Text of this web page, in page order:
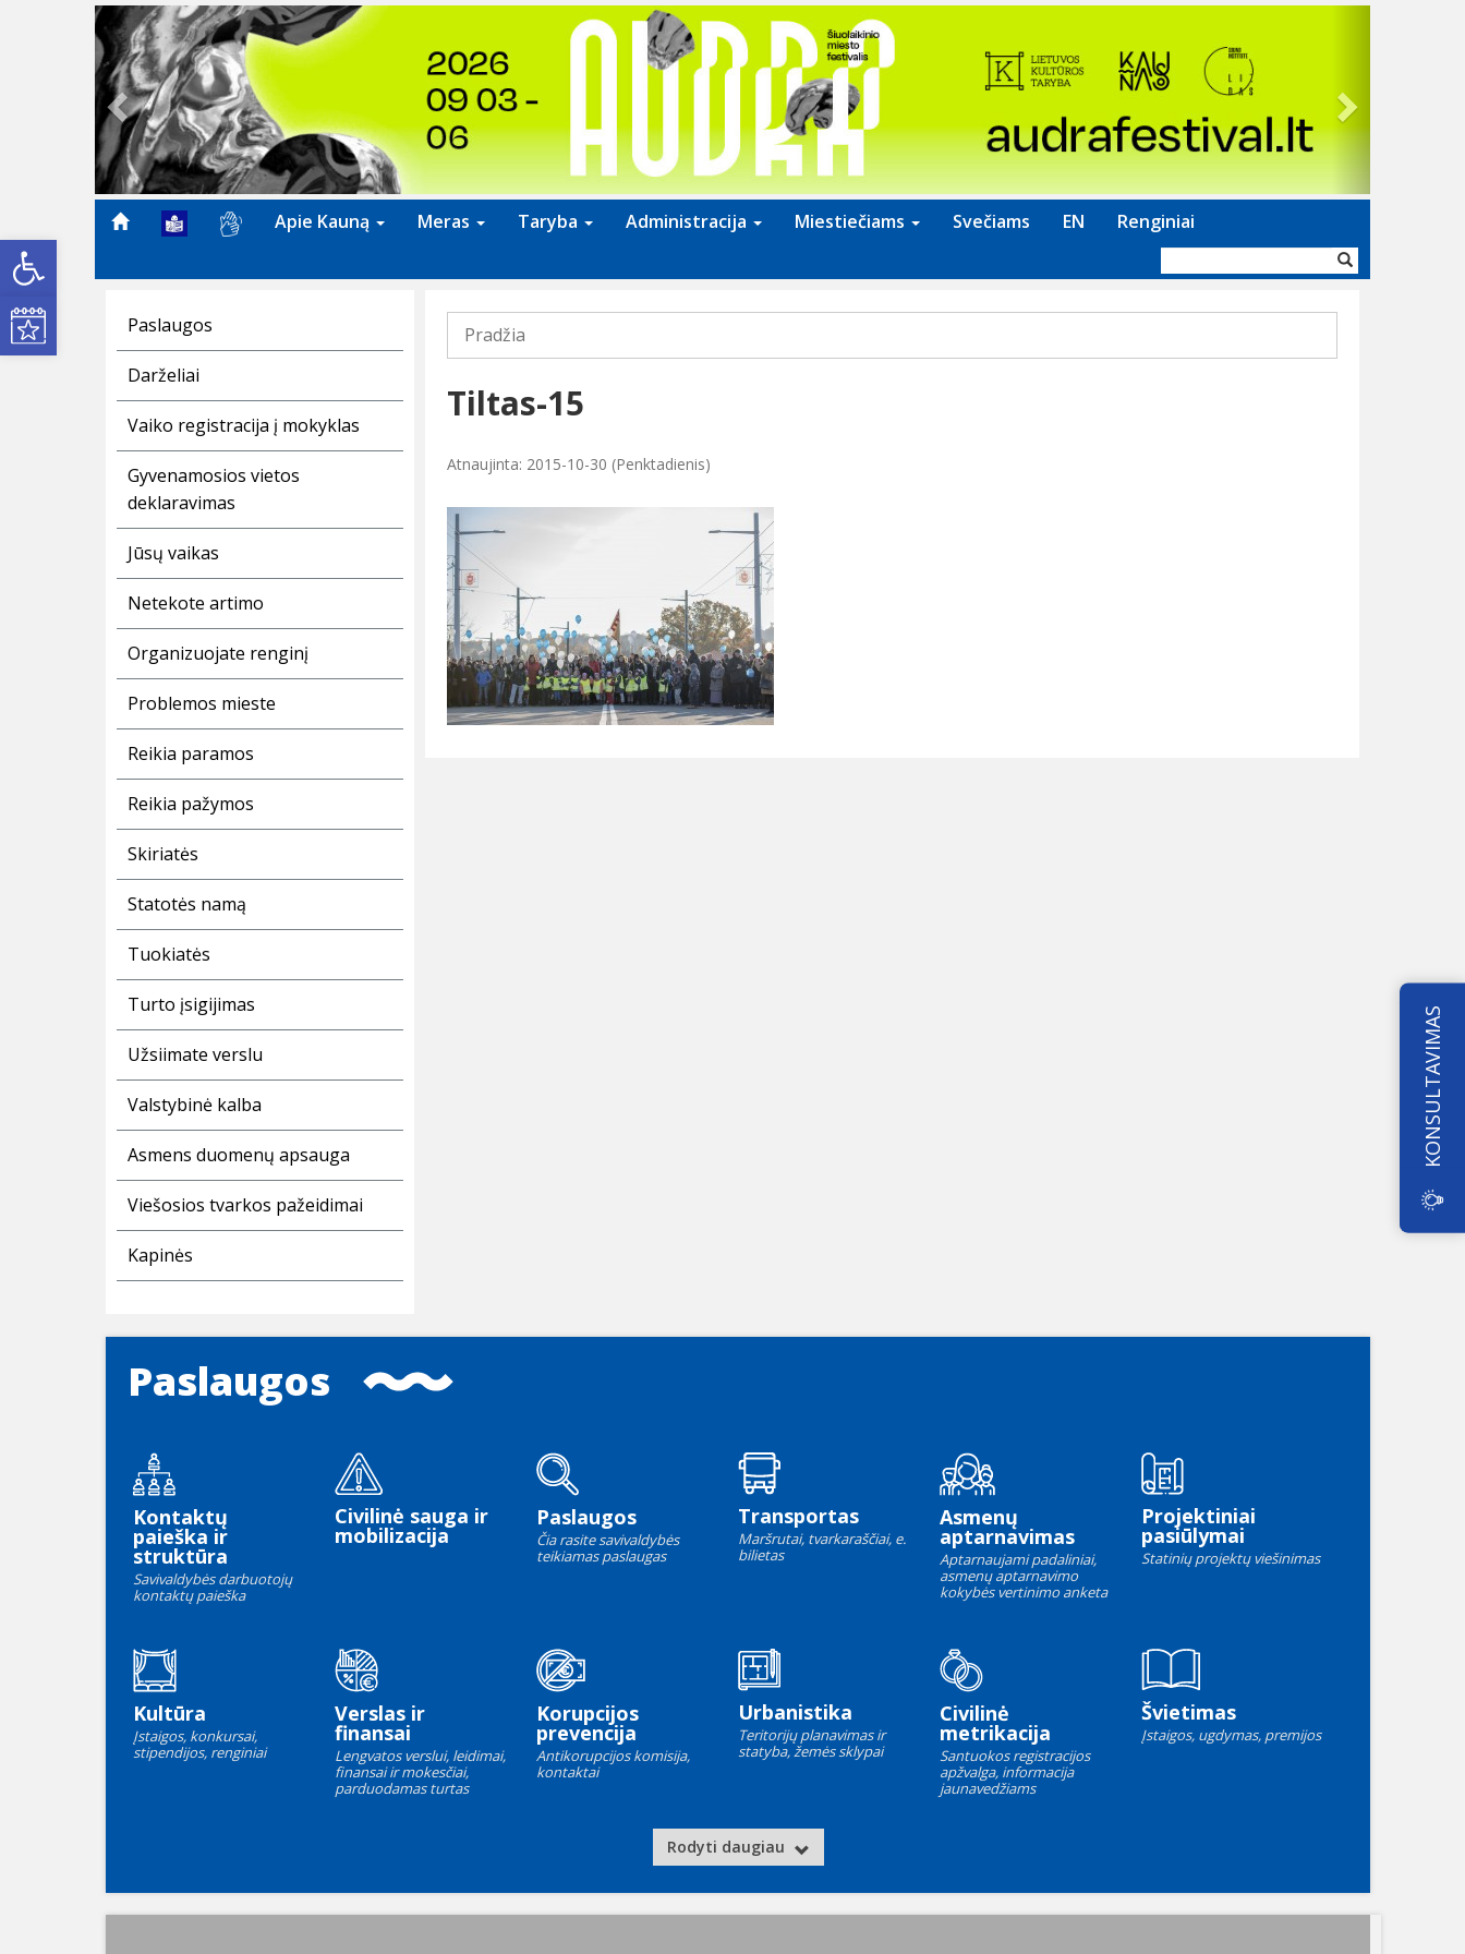
Open toolbar
Kultūros renginiai
Previous
Apie Kauną Meras Taryba Administracija Miestiečiams Svečiams EN Renginiai
forma
Paslaugos
Darželiai
Vaiko registracija į mokyklas
Gyvenamosios vietos
deklaravimas
Jūsų vaikas
Netekote artimo
Organizuojate renginį
Problemos mieste
Reikia paramos
Reikia pažymos
Skiriatės
Statotės namą
Tuokiatės
Turto įsigijimas
Užsiimate verslu
Valstybinė kalba
Asmens duomenų apsauga
Viešosios tvarkos pažeidimai
Kapinės
Pradžia
Tiltas-15
Atnaujinta: 2015-10-30 (Penktadienis)
Paslaugos
Kontaktų
paieška ir
struktūra
Savivaldybės darbuotojų
kontaktų paieška
Civilinė sauga ir
mobilizacija
Paslaugos
Čia rasite savivaldybės
teikiamas paslaugas
Transportas
Maršrutai, tvarkaraščiai, e.
bilietas
Asmenų
aptarnavimas
Aptarnaujami padaliniai,
asmenų aptarnavimo
kokybės vertinimo anketa
Projektiniai
pasiūlymai
Statinių projektų viešinimas
Kultūra
Įstaigos, konkursai,
stipendijos, renginiai
Verslas ir
finansai
Lengvatos verslui, leidimai,
finansai ir mokesčiai,
parduodamas turtas
Korupcijos
prevencija
Antikorupcijos komisija,
kontaktai
Urbanistika
Teritorijų planavimas ir
statyba, žemės sklypai
Civilinė
metrikacija
Santuokos registracijos
apžvalga, informacija
jaunavedžiams
Švietimas
Įstaigos, ugdymas, premijos
Rodyti daugiau
KONSULTAVIMAS